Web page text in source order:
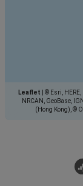
Leaflet
© Esri, HERE,
NRCAN, GeoBase,
(Hong Kong), ©